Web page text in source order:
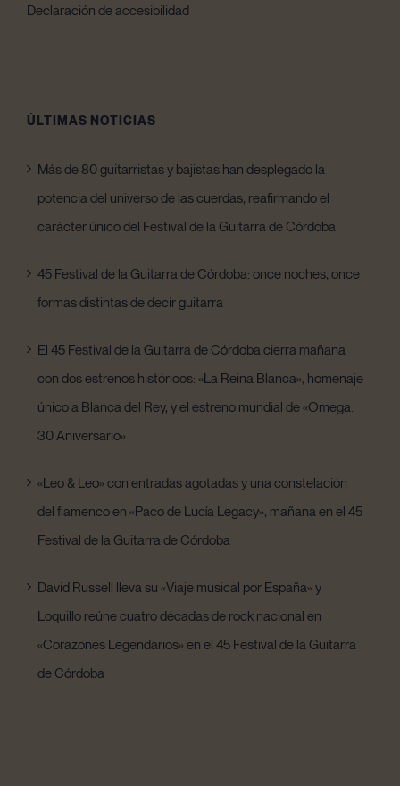
Declaración de accesibilidad
ÚLTIMAS NOTICIAS
Más de 80 guitarristas y bajistas han desplegado la
potencia del universo de las cuerdas, reafirmando el
carácter único del Festival de la Guitarra de Córdoba
45 Festival de la Guitarra de Córdoba: once noches, once
formas distintas de decir guitarra
El 45 Festival de la Guitarra de Córdoba cierra mañana
con dos estrenos históricos: «La Reina Blanca», homenaje
único a Blanca del Rey, y el estreno mundial de «Omega.
30 Aniversario»
«Leo & Leo» con entradas agotadas y una constelación
del flamenco en «Paco de Lucía Legacy», mañana en el 45
Festival de la Guitarra de Córdoba
David Russell lleva su «Viaje musical por España» y
Loquillo reúne cuatro décadas de rock nacional en
«Corazones Legendarios» en el 45 Festival de la Guitarra
de Córdoba